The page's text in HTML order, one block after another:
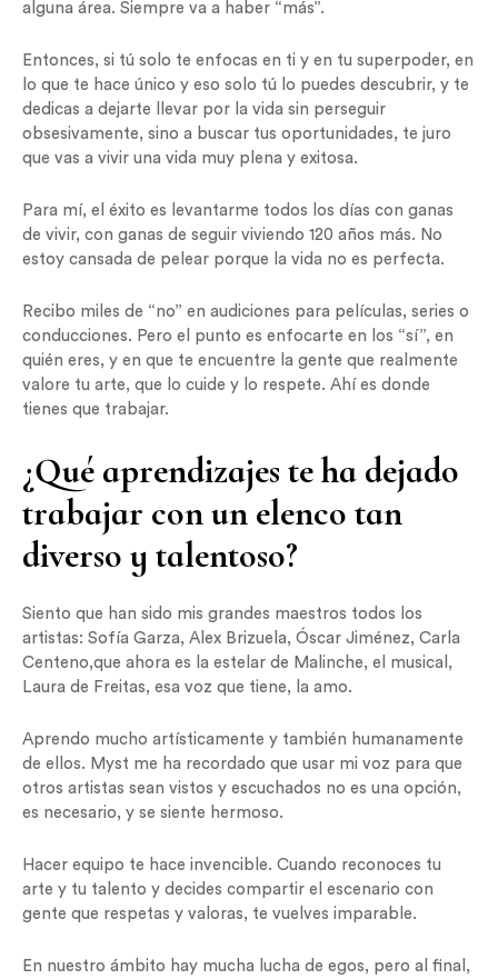
alguna área. Siempre va a haber “más”.
Entonces, si tú solo te enfocas en ti y en tu superpoder, en
lo que te hace único y eso solo tú lo puedes descubrir, y te
dedicas a dejarte llevar por la vida sin perseguir
obsesivamente, sino a buscar tus oportunidades, te juro
que vas a vivir una vida muy plena y exitosa.
Para mí, el éxito es levantarme todos los días con ganas
de vivir, con ganas de seguir viviendo 120 años más. No
estoy cansada de pelear porque la vida no es perfecta.
Recibo miles de “no” en audiciones para películas, series o
conducciones. Pero el punto es enfocarte en los “sí”, en
quién eres, y en que te encuentre la gente que realmente
valore tu arte, que lo cuide y lo respete. Ahí es donde
tienes que trabajar.
¿Qué aprendizajes te ha dejado
trabajar con un elenco tan
diverso y talentoso?
Siento que han sido mis grandes maestros todos los
artistas: Sofía Garza, Alex Brizuela, Óscar Jiménez, Carla
Centeno,que ahora es la estelar de Malinche, el musical,
Laura de Freitas, esa voz que tiene, la amo.
Aprendo mucho artísticamente y también humanamente
de ellos. Myst me ha recordado que usar mi voz para que
otros artistas sean vistos y escuchados no es una opción,
es necesario, y se siente hermoso.
Hacer equipo te hace invencible. Cuando reconoces tu
arte y tu talento y decides compartir el escenario con
gente que respetas y valoras, te vuelves imparable.
En nuestro ámbito hay mucha lucha de egos, pero al final,